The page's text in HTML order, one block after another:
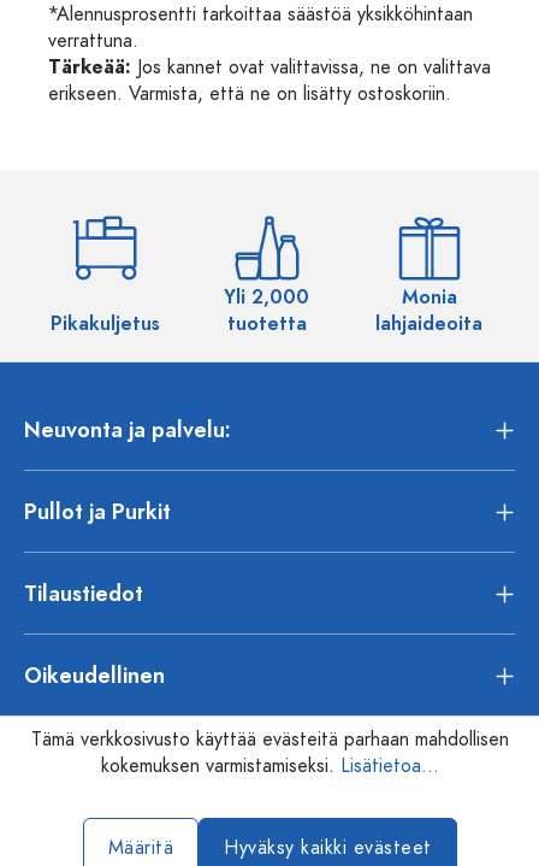
*Alennusprosentti tarkoittaa säästöä yksikköhintaan
verrattuna.
Tärkeää: Jos kannet ovat valittavissa, ne on valittava
erikseen. Varmista, että ne on lisätty ostoskoriin.
Pikakuljetus
Yli 2,000
tuotetta
Monia
lahjaideoita
Neuvonta ja palvelu:
Pullot ja Purkit
Tilaustiedot
Oikeudellinen
Tämä verkkosivusto käyttää evästeitä parhaan mahdollisen
kokemuksen varmistamiseksi. Lisätietoa...
Määritä Hyväksy kaikki evästeet